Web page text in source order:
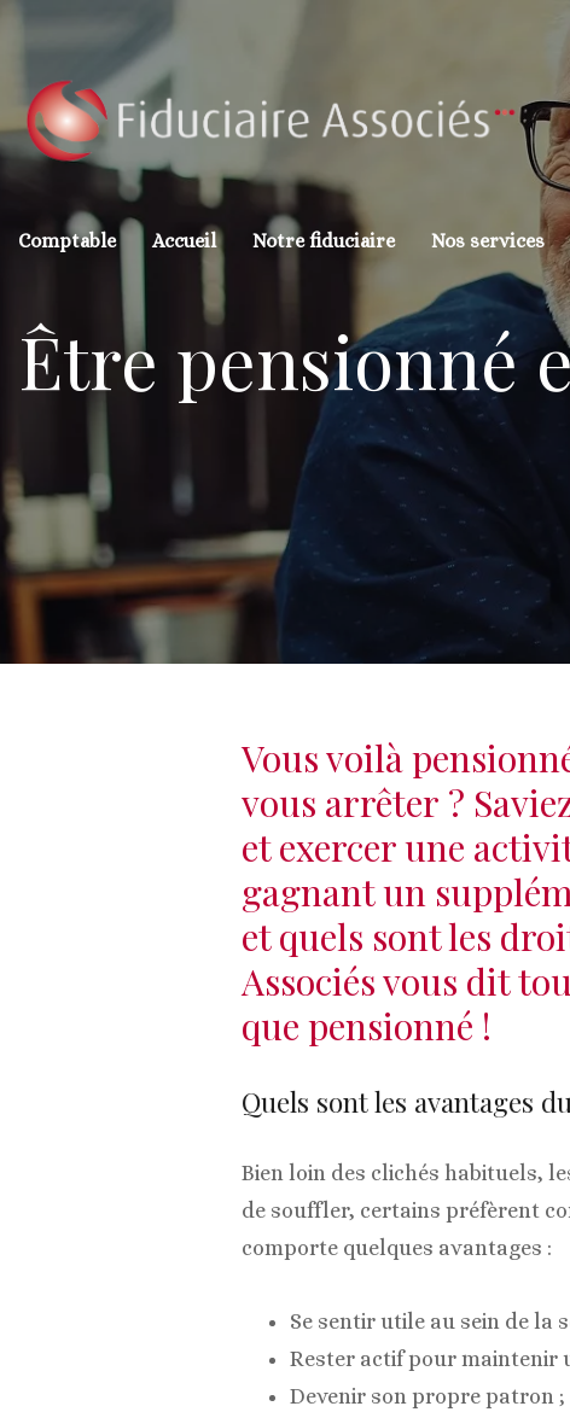
Comptable Accueil Notre fiduciaire Nos services
Être pensionné
Vous voilà
vous arrêter ?
et exercer une
gagnant un
et quels sont les
Associés vous dit
que pensionné !
Quels sont les avantages
Bien loin des clichés habituels,
de souffler, certains préfèrent
comporte quelques avantages :
Se sentir utile au sein de la
Rester actif pour maintenir
Devenir son propre patron ;